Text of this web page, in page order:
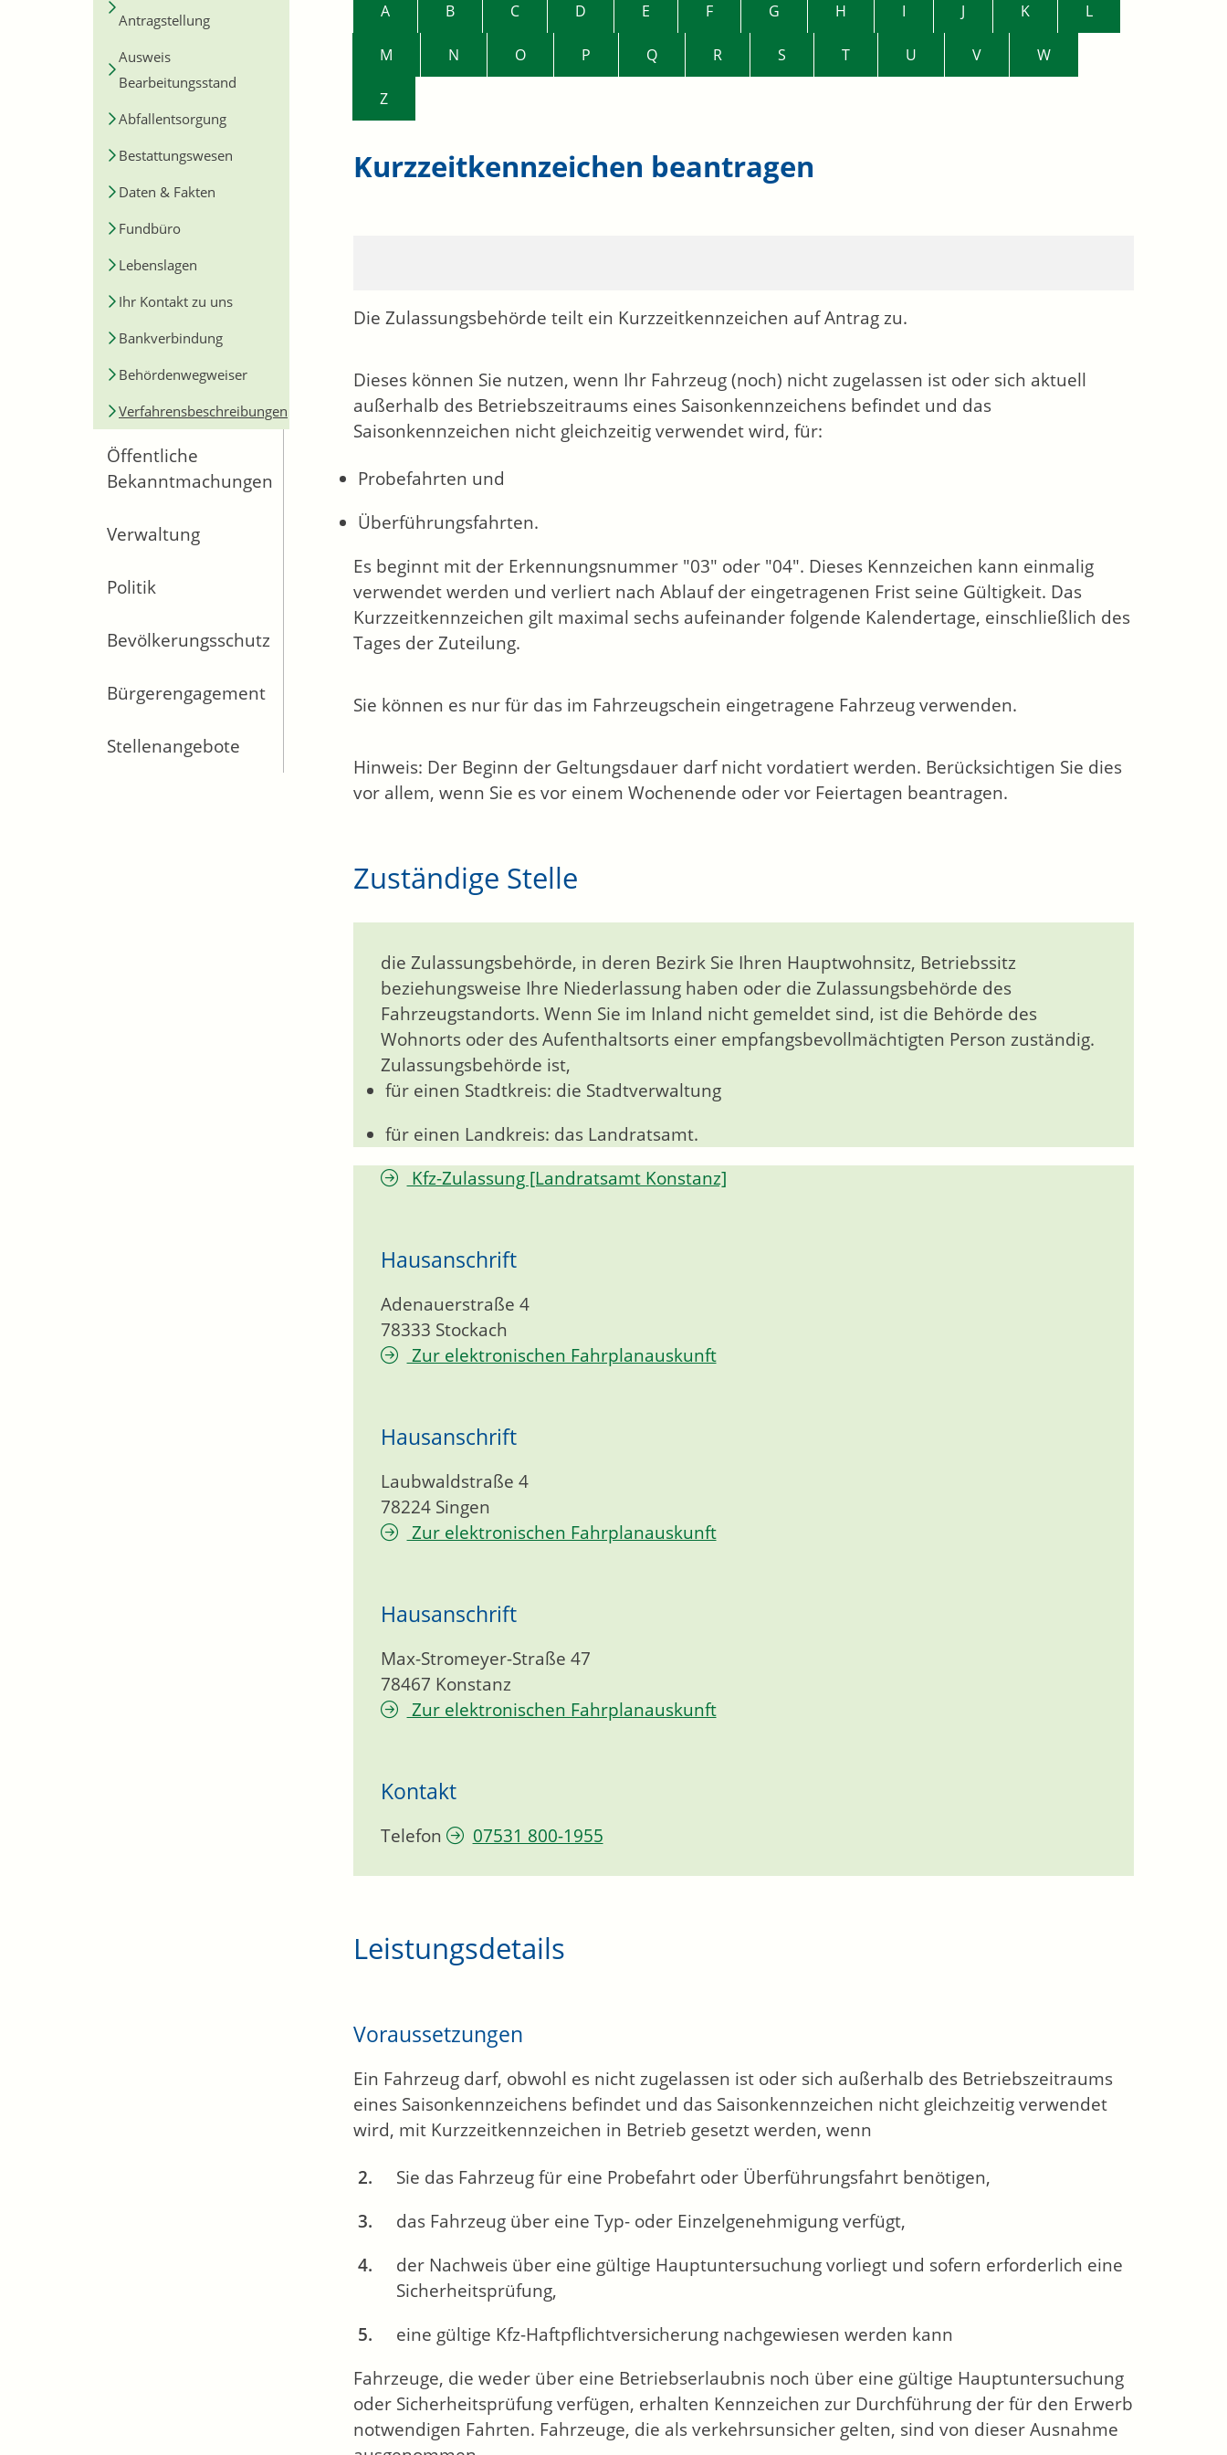
Antragstellung
Ausweis
Bearbeitungsstand
Abfallentsorgung
Bestattungswesen
Daten & Fakten
Fundbüro
Lebenslagen
Ihr Kontakt zu uns
Bankverbindung
Behördenwegweiser
Verfahrensbeschreibungen
Öffentliche
Bekanntmachungen
Verwaltung
Politik
Bevölkerungsschutz
Bürgerengagement
Stellenangebote
A B C D E F G H I J K L
M N O P Q R S T U V W
Z
Kurzzeitkennzeichen beantragen
Die Zulassungsbehörde teilt ein Kurzzeitkennzeichen auf Antrag zu.
Dieses können Sie nutzen, wenn Ihr Fahrzeug (noch) nicht zugelassen ist oder sich aktuell
außerhalb des Betriebszeitraums eines Saisonkennzeichens befindet und das
Saisonkennzeichen nicht gleichzeitig verwendet wird, für:
Probefahrten und
Überführungsfahrten.
Es beginnt mit der Erkennungsnummer "03" oder "04". Dieses Kennzeichen kann einmalig
verwendet werden und verliert nach Ablauf der eingetragenen Frist seine Gültigkeit. Das
Kurzzeitkennzeichen gilt maximal sechs aufeinander folgende Kalendertage, einschließlich des
Tages der Zuteilung.
Sie können es nur für das im Fahrzeugschein eingetragene Fahrzeug verwenden.
Hinweis: Der Beginn der Geltungsdauer darf nicht vordatiert werden. Berücksichtigen Sie dies
vor allem, wenn Sie es vor einem Wochenende oder vor Feiertagen beantragen.
Zuständige Stelle
die Zulassungsbehörde, in deren Bezirk Sie Ihren Hauptwohnsitz, Betriebssitz
beziehungsweise Ihre Niederlassung haben oder die Zulassungsbehörde des
Fahrzeugstandorts. Wenn Sie im Inland nicht gemeldet sind, ist die Behörde des
Wohnorts oder des Aufenthaltsorts einer empfangsbevollmächtigten Person zuständig.
Zulassungsbehörde ist,
für einen Stadtkreis: die Stadtverwaltung
für einen Landkreis: das Landratsamt.
Kfz-Zulassung [Landratsamt Konstanz]
Hausanschrift
Adenauerstraße 4
78333 Stockach
Zur elektronischen Fahrplanauskunft
Hausanschrift
Laubwaldstraße 4
78224 Singen
Zur elektronischen Fahrplanauskunft
Hausanschrift
Max-Stromeyer-Straße 47
78467 Konstanz
Zur elektronischen Fahrplanauskunft
Kontakt
Telefon 07531 800-1955
Leistungsdetails
Voraussetzungen
Ein Fahrzeug darf, obwohl es nicht zugelassen ist oder sich außerhalb des Betriebszeitraums
eines Saisonkennzeichens befindet und das Saisonkennzeichen nicht gleichzeitig verwendet
wird, mit Kurzzeitkennzeichen in Betrieb gesetzt werden, wenn
Sie das Fahrzeug für eine Probefahrt oder Überführungsfahrt benötigen,
das Fahrzeug über eine Typ- oder Einzelgenehmigung verfügt,
der Nachweis über eine gültige Hauptuntersuchung vorliegt und sofern erforderlich eine
Sicherheitsprüfung,
eine gültige Kfz-Haftpflichtversicherung nachgewiesen werden kann
Fahrzeuge, die weder über eine Betriebserlaubnis noch über eine gültige Hauptuntersuchung
oder Sicherheitsprüfung verfügen, erhalten Kennzeichen zur Durchführung der für den Erwerb
notwendigen Fahrten. Fahrzeuge, die als verkehrsunsicher gelten, sind von dieser Ausnahme